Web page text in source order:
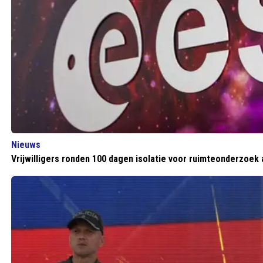
Nieuws
Vrijwilligers ronden 100 dagen isolatie voor ruimteonderzoek